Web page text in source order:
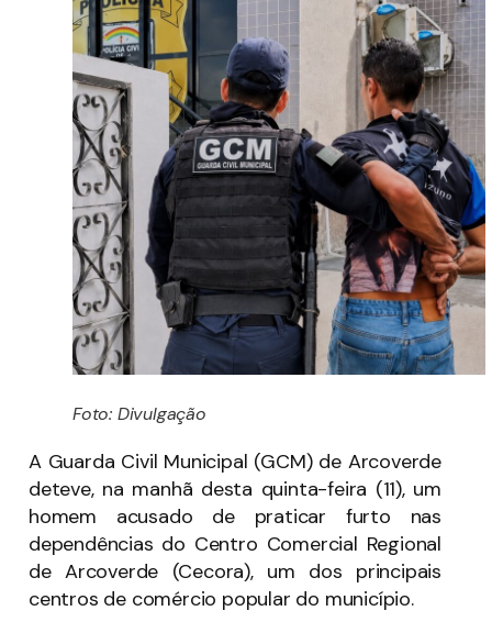
Foto: Divulgação
A Guarda Civil Municipal (GCM) de Arcoverde
deteve, na manhã desta quinta-feira (11), um
homem acusado de praticar furto nas
dependências do Centro Comercial Regional
de Arcoverde (Cecora), um dos principais
centros de comércio popular do município.